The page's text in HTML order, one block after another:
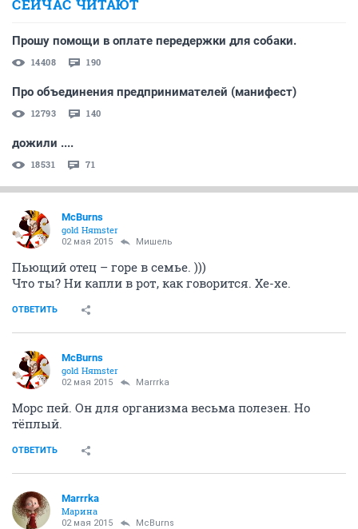
СЕЙЧАС ЧИТАЮТ
Прошу помощи в оплате передержки для собаки.
14408 190
Про объединения предпринимателей (манифест)
12793 140
дожили ....
18531 71
McBurns
gold Няmster
02 мая 2015 Мишель
Пьющий отец – горе в семье. )))
Что ты? Ни капли в рот, как говорится. Хе-хе.
ОТВЕТИТЬ
McBurns
gold Няmster
02 мая 2015 Marrrka
Морс пей. Он для организма весьма полезен. Но
тёплый.
ОТВЕТИТЬ
Marrrka
Марина
02 мая 2015 McBurns